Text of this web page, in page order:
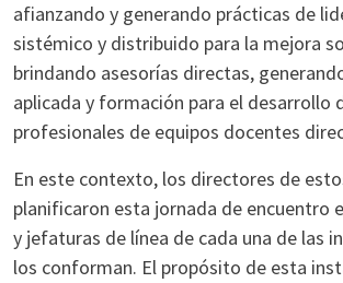
afianzando y generando prácticas de
sistémico y distribuido para la mejora
brindando asesorías directas,
aplicada y formación para el desarrollo
profesionales de equipos docentes
En este contexto, los directores de
planificaron esta jornada de encuentro
y jefaturas de línea de cada una de las
los conforman. El propósito de esta